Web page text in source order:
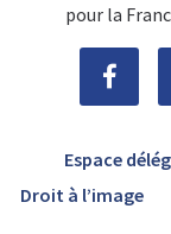
pour la
Espace
Droit à l’image